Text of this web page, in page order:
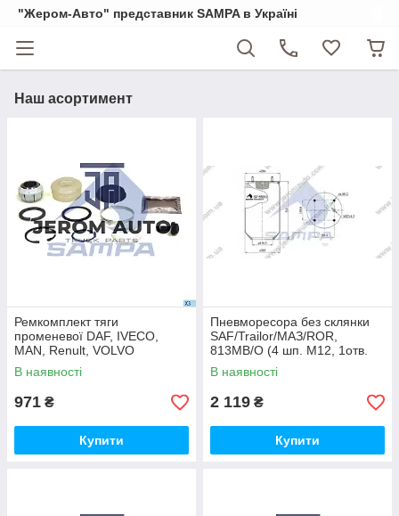
"Жером-Авто" представник SAMPA в Україні
Наш асортимент
Ремкомплект тяги
променевої DAF, IVECO,
MAN, Renult, VOLVO
М20х1,5x72x46 центр.
(M20x1,5/d72x46) \1398368 \
В наявності
971 ₴
Купити
Пневморесора без склянки
SAF/Trailor/МАЗ/ROR,
813MB/O (4 шп. M12, 1отв.
штуц. М22х1.5мм) \SP 55813
В наявності
2 119 ₴
Купити